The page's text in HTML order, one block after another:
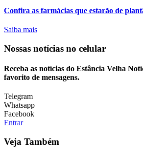
Confira as farmácias que estarão de
Saiba mais
Nossas notícias no celular
Receba as notícias do Estância Velha
favorito de mensagens.
Telegram
Whatsapp
Facebook
Entrar
Veja Também